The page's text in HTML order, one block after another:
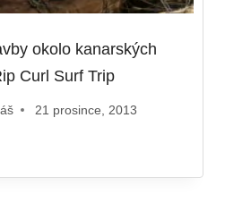
okolo kanarských
Curl Surf Trip
21 prosince, 2013